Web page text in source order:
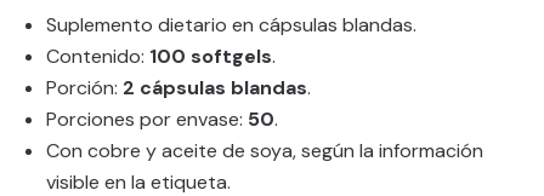
Suplemento dietario en cápsulas blandas.
Contenido: 100 softgels.
Porción: 2 cápsulas blandas.
Porciones por envase: 50.
Con cobre y aceite de soya, según la información
visible en la etiqueta.